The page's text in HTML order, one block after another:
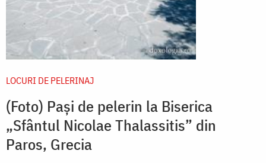
LOCURI DE PELERINAJ
(Foto) Pași de pelerin la Biserica
„Sfântul Nicolae Thalassitis” din
Paros, Grecia